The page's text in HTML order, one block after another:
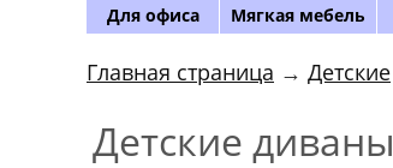
Для офиса Мягкая мебель
Главная страница → Детские
Детские диваны